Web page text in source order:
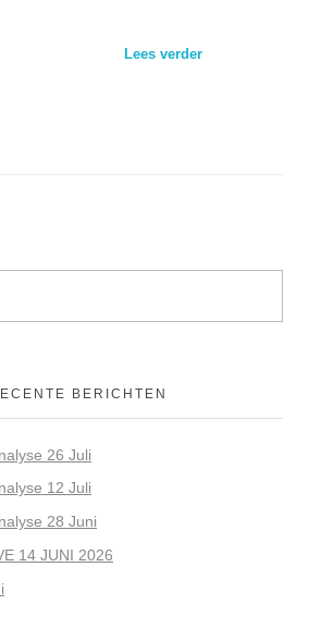
Lees verder
BERICHTEN
26 Juli
12 Juli
28 Juni
14 JUNI 2026